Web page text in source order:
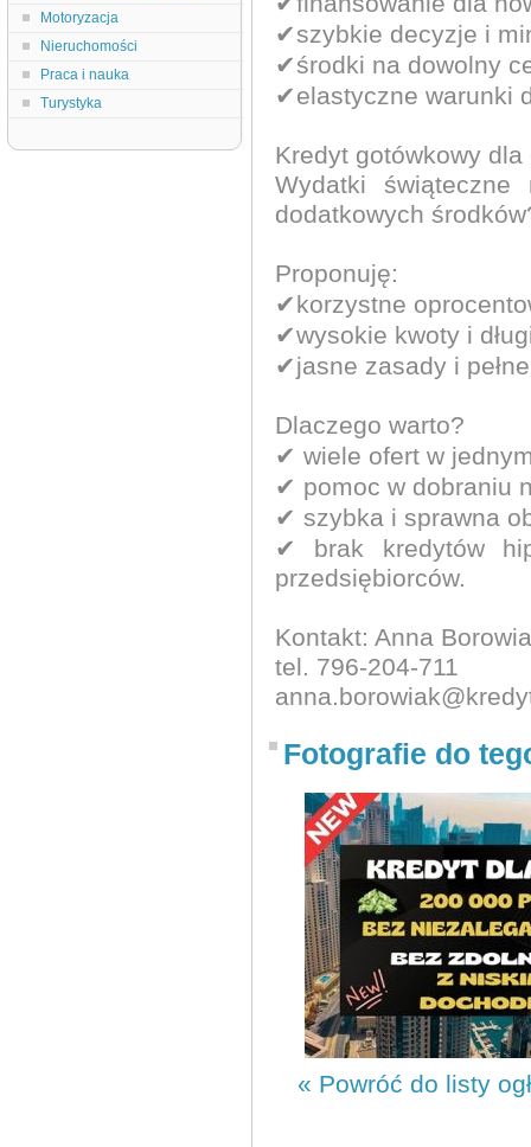
Motoryzacja
Nieruchomości
Praca i nauka
Turystyka
✔szybkie decyzje i
✔środki na dowolny
✔elastyczne warunki
Kredyt gotówkowy
Wydatki
dodatkowych
Proponuję:
✔korzystne
✔wysokie kwoty i
✔jasne zasady i
Dlaczego warto?
✔ wiele ofert w
✔ pomoc w dobraniu
✔ szybka i sprawna
✔ brak kredytów
przedsiębiorców.
Kontakt: Anna
tel. 796-204-711
Fotografie do
« Powróć do listy